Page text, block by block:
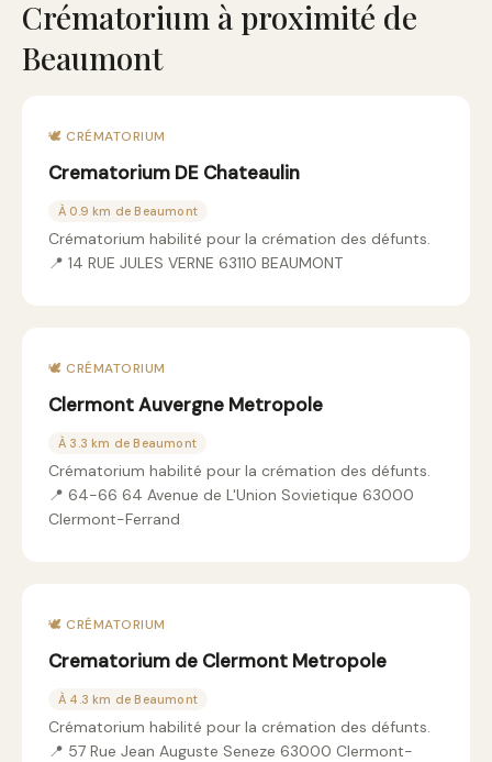
Crématorium à proximité de
Beaumont
🕊️ CRÉMATORIUM
Crematorium DE Chateaulin
À 0.9 km de Beaumont
Crématorium habilité pour la crémation des défunts.
📍 14 RUE JULES VERNE 63110 BEAUMONT
🕊️ CRÉMATORIUM
Clermont Auvergne Metropole
À 3.3 km de Beaumont
Crématorium habilité pour la crémation des défunts.
📍 64-66 64 Avenue de L'Union Sovietique 63000
Clermont-Ferrand
🕊️ CRÉMATORIUM
Crematorium de Clermont Metropole
À 4.3 km de Beaumont
Crématorium habilité pour la crémation des défunts.
📍 57 Rue Jean Auguste Seneze 63000 Clermont-